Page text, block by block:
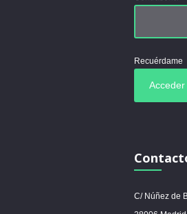
Recuérdame
C/ Núñez de